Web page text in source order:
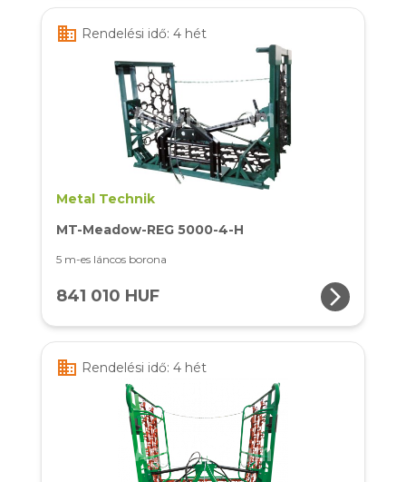
business Rendelési idő: 4 hét
Metal Technik
MT-Meadow-REG 5000-4-H
5 m-es láncos borona
841 010 HUF arrow_forward_ios
business Rendelési idő: 4 hét